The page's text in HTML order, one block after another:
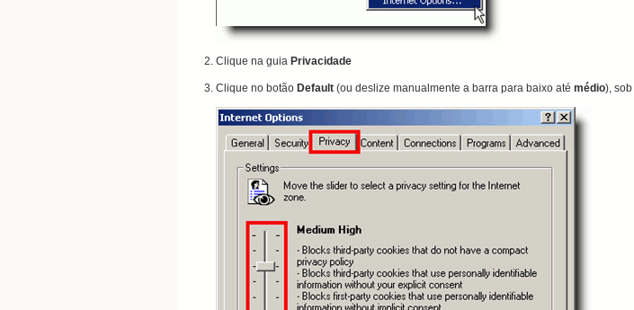
Clique na guia Privacidade
Clique no botão Default (ou deslize manualmente a barra para baixo até médio), sob